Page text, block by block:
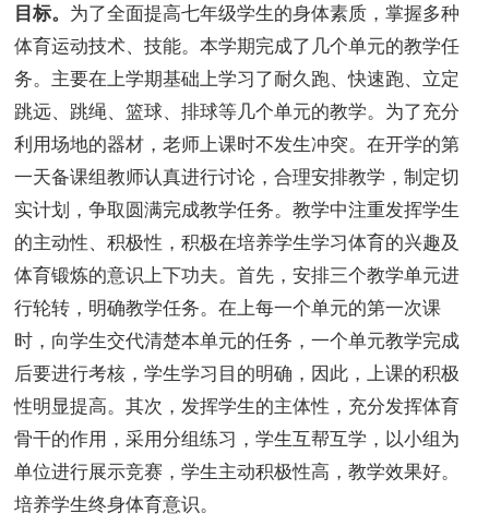
目标。 为了全面提高七年级学生的身体素质，掌握多种
体育运动技术、技能。本学期完成了几个单元的教学任
务。主要在上学期基础上学习了耐久跑、快速跑、立定
跳远、跳绳、篮球、排球等几个单元的教学。为了充分
利用场地的器材，老师上课时不发生冲突。在开学的第
一天备课组教师认真进行讨论，合理安排教学，制定切
实计划，争取圆满完成教学任务。教学中注重发挥学生
的主动性、积极性，积极在培养学生学习体育的兴趣及
体育锻炼的意识上下功夫。首先，安排三个教学单元进
行轮转，明确教学任务。在上每一个单元的第一次课
时，向学生交代清楚本单元的任务，一个单元教学完成
后要进行考核，学生学习目的明确，因此，上课的积极
性明显提高。其次，发挥学生的主体性，充分发挥体育
骨干的作用，采用分组练习，学生互帮互学，以小组为
单位进行展示竞赛，学生主动积极性高，教学效果好。
培养学生终身体育意识。